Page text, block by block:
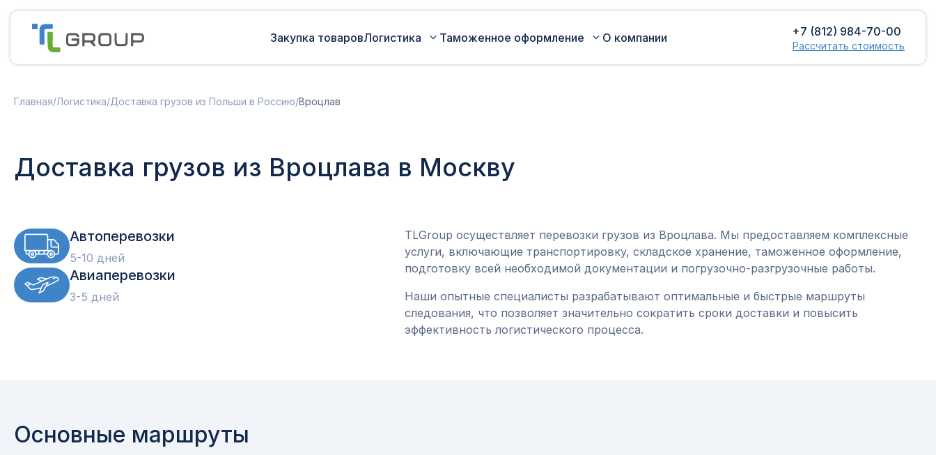
Закупка товаровЛогистика
Доставка грузов из Турции в
Россию
Железнодорожные перевозки грузов
Таможенное оформление
Международная доставка
товара
О компании +7 (812) 984-70-00
Рассчитать стоимость
Главная/Логистика/Доставка грузов из Польши в Россию/Вроцлав
Доставка грузов из Вроцлава в Москву
Автоперевозки
5-10 дней
Авиаперевозки
3-5 дней
TLGroup осуществляет перевозки грузов из Вроцлава. Мы предоставляем комплексные
услуги, включающие транспортировку, складское хранение, таможенное оформление,
подготовку всей необходимой документации и погрузочно-разгрузочные работы.
Наши опытные специалисты разрабатывают оптимальные и быстрые маршруты
следования, что позволяет значительно сократить сроки доставки и повысить
эффективность логистического процесса.
Основные маршруты